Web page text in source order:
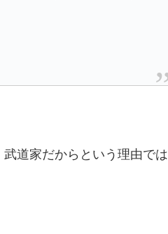
道家だからという理由では